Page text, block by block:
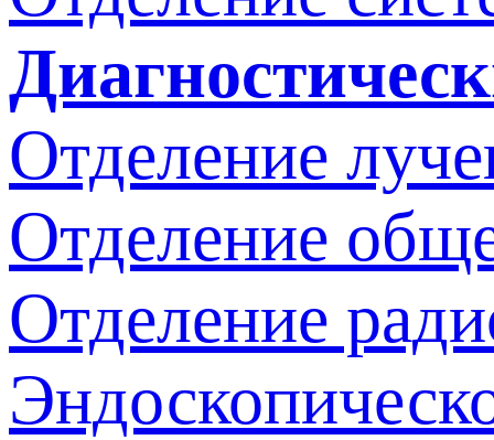
Отделение
Отделение
Отделение